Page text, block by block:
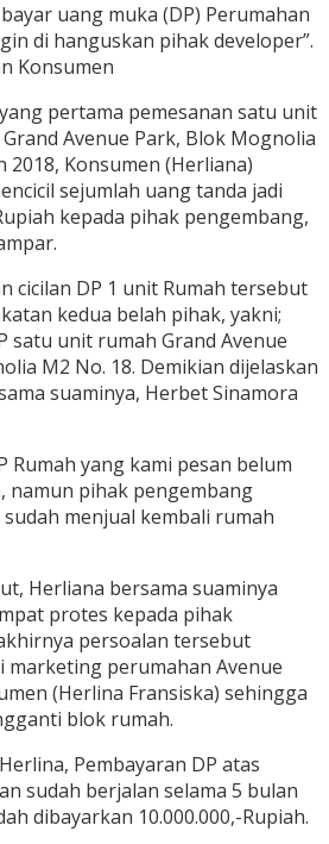
uang muka (DP) Perumahan
di hanguskan pihak developer”.
Konsumen
pertama pemesanan satu unit
Avenue Park, Blok Mognolia
2018, Konsumen (Herliana)
sejumlah uang tanda jadi
kepada pihak pengembang,
cicilan DP 1 unit Rumah tersebut
kedua belah pihak, yakni;
satu unit rumah Grand Avenue
M2 No. 18. Demikian dijelaskan
suaminya, Herbet Sinamora
Rumah yang kami pesan belum
namun pihak pengembang
menjual kembali rumah
Herliana bersama suaminya
protes kepada pihak
persoalan tersebut
marketing perumahan Avenue
(Herlina Fransiska) sehingga
blok rumah.
Pembayaran DP atas
sudah berjalan selama 5 bulan
dibayarkan 10.000.000,-Rupiah.